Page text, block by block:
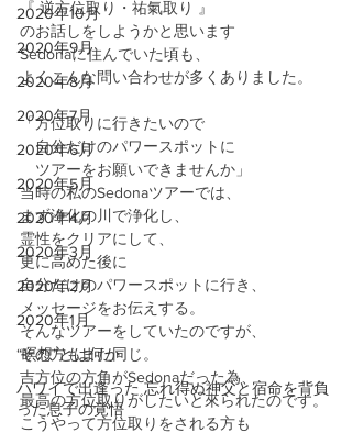
2020年10月
2020年9月
2020年8月
2020年7月
2020年6月
2020年5月
2020年4月
2020年3月
2020年2月
2020年1月
“瞑想”とは何か
ハワイで出逢った 忘れ得ぬ神父と宿命を背負
った息子の覚悟
『 逆方位取り・祐氣取り 』
のお話しをしようかと思います
Sedonaに住んでいた頃も、
よくこんな問い合わせが多くありました。
「方位取りに行きたいので
自分だけのパワースポットに
ツアーをお願いできませんか」
当時の私のSedonaツアーでは、
まず浄化の川で浄化し、
霊性をクリアにして、
更に高めた後に
自分だけのパワースポットに行き、
メッセージをお伝えする。
そんなツアーをしていたのですが、
その方もまた同じ。
吉方位の方角がSedonaだった為、
最高の方位取りがしたいと來られたのです。
こうやって方位取りをされる方も